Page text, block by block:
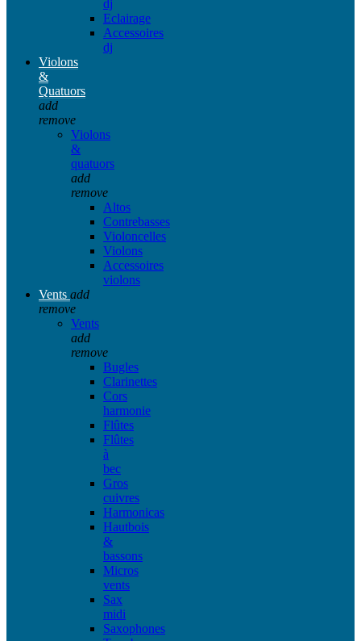
dj
Eclairage
Accessoires
dj
Violons
&
Quatuors
add
remove
Violons
&
quatuors
add
remove
Altos
Contrebasses
Violoncelles
Violons
Accessoires
violons
Vents add
remove
Vents
add
remove
Bugles
Clarinettes
Cors
harmonie
Flûtes
Flûtes
à
bec
Gros
cuivres
Harmonicas
Hautbois
&
bassons
Micros
vents
Sax
midi
Saxophones